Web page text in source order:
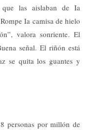
las aislaban de Ia
Ia camisa de hielo
valora sonriente. El
señal. El riñón está
se quita los guantes y
personas por millón de